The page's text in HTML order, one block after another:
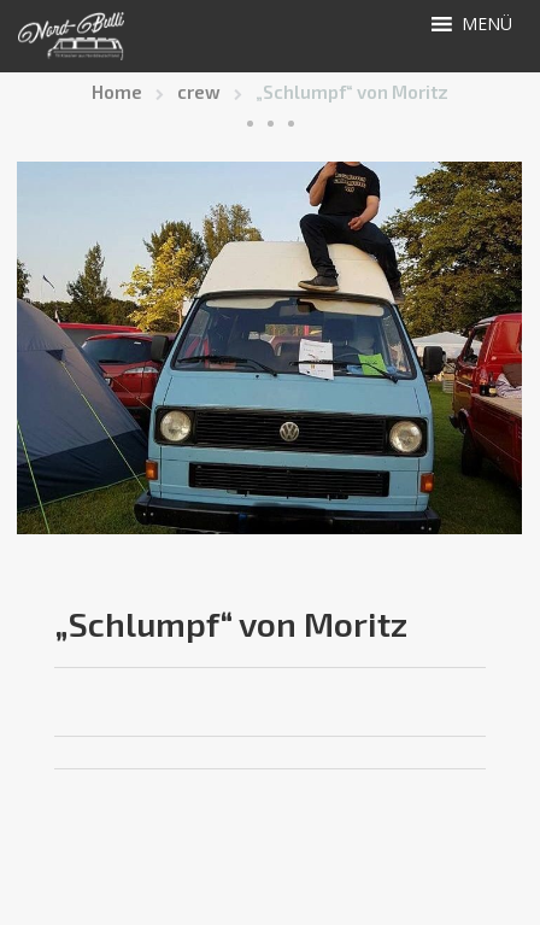
MENÜ
„Schlumpf“ von Moritz
Home crew „Schlumpf“ von Moritz
„Schlumpf“ von Moritz